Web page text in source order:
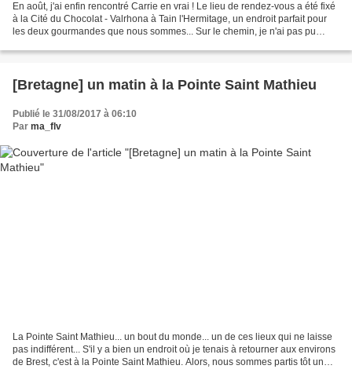
En août, j'ai enfin rencontré Carrie en vrai ! Le lieu de rendez-vous a été fixé
à la Cité du Chocolat - Valrhona à Tain l'Hermitage, un endroit parfait pour
les deux gourmandes que nous sommes... Sur le chemin, je n'ai pas pu
[Bretagne] un matin à la Pointe Saint Mathieu
Publié le 31/08/2017 à 06:10
Par ma_flv
La Pointe Saint Mathieu... un bout du monde... un de ces lieux qui ne laisse
pas indifférent... S'il y a bien un endroit où je tenais à retourner aux environs
de Brest, c'est à la Pointe Saint Mathieu. Alors, nous sommes partis tôt un